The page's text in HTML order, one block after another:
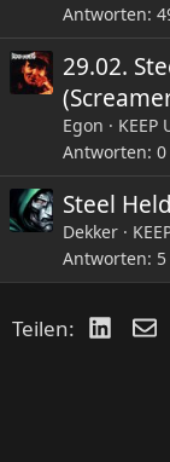
Antworten
29.02.
Egon
KEEP
Antworten 0
Steel
Dekker
Antworten 5
Teilen: